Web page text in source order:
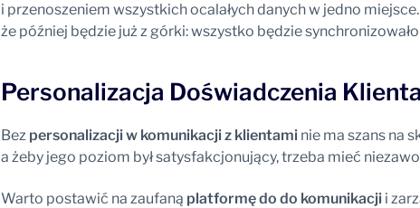
i przenoszeniem wszystkich ocalałych danych w jedno
że później będzie już z górki: wszystko będzie
Personalizacja Doświadczenia Klienta
Bez personalizacji w komunikacji z klientami nie ma szans na
a żeby jego poziom był satysfakcjonujący, trzeba mieć
Warto postawić na zaufaną platformę do do komunikacji i